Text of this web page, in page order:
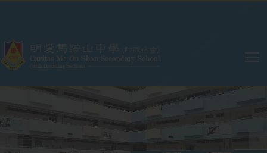
Main
navigation